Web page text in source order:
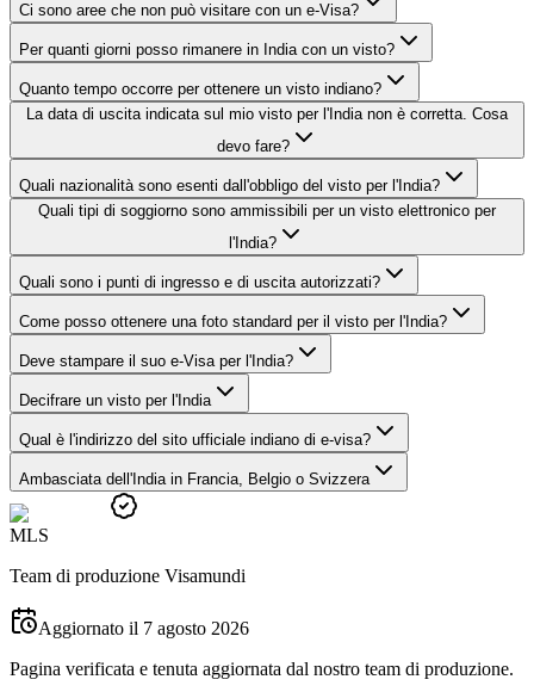
Ci sono aree che non può visitare con un e-Visa?
Per quanti giorni posso rimanere in India con un visto?
Quanto tempo occorre per ottenere un visto indiano?
La data di uscita indicata sul mio visto per l'India non è corretta. Cosa
devo fare?
Quali nazionalità sono esenti dall'obbligo del visto per l'India?
Quali tipi di soggiorno sono ammissibili per un visto elettronico per
l'India?
Quali sono i punti di ingresso e di uscita autorizzati?
Come posso ottenere una foto standard per il visto per l'India?
Deve stampare il suo e-Visa per l'India?
Decifrare un visto per l'India
Qual è l'indirizzo del sito ufficiale indiano di e-visa?
Ambasciata dell'India in Francia, Belgio o Svizzera
MLS
Team di produzione Visamundi
Aggiornato il 7 agosto 2026
Pagina verificata e tenuta aggiornata dal nostro team di produzione.